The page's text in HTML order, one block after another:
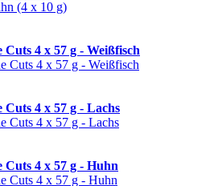
4 x 57 g - Weißfisch
Cuts 4 x 57 g - Lachs
Cuts 4 x 57 g - Huhn